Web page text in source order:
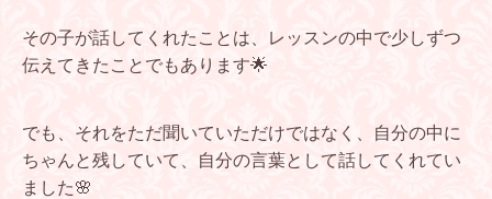
その子が話してくれたことは、レッスンの中で少しずつ
伝えてきたことでもあります🌟
でも、それをただ聞いていただけではなく、自分の中に
ちゃんと残していて、自分の言葉として話してくれてい
ました🌸